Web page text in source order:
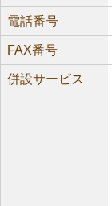
電話番号
FAX番号
併設サービス